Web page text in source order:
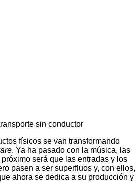
sin conductor
físicos se van transformando
. Ya ha pasado con la música, las
será que las entradas y los
pasen a ser superfluos y, con ellos,
ahora se dedica a su producción y